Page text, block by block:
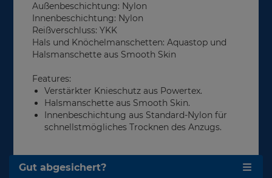
Außenbeschichtung: Nylon
Innenbeschichtung: Nylon
Reißverschluss: YKK
Hals und Knöchelmanschetten: Aquastop und
Halsmanschette aus Smooth Skin
Features:
Verstärkter Knieschutz aus Powertex.
Halsmanschette aus Smooth Skin.
Innenbeschichtung aus Standard-Nylon für
schnellstmögliches Trocknen des Anzugs.
Gut abgesichert?